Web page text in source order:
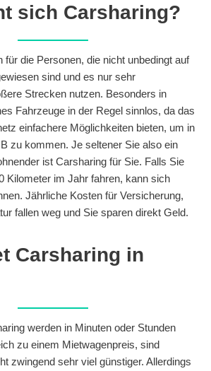
sich Carsharing?
für die Personen, die nicht unbedingt auf
sind und es nur sehr
Strecken nutzen. Besonders in
Fahrzeuge in der Regel sinnlos, da das
einfachere Möglichkeiten bieten, um in
zu kommen. Je seltener Sie also ein
ist Carsharing für Sie. Falls Sie
Kilometer im Jahr fahren, kann sich
Jährliche Kosten für Versicherung,
fallen weg und Sie sparen direkt Geld.
Carsharing in
werden in Minuten oder Stunden
zu einem Mietwagenpreis, sind
zwingend sehr viel günstiger. Allerdings